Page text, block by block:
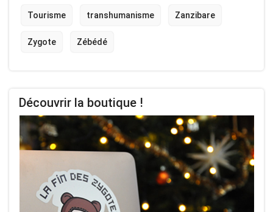
Tourisme transhumanisme Zanzibare
Zygote Zébédé
Découvrir la boutique !